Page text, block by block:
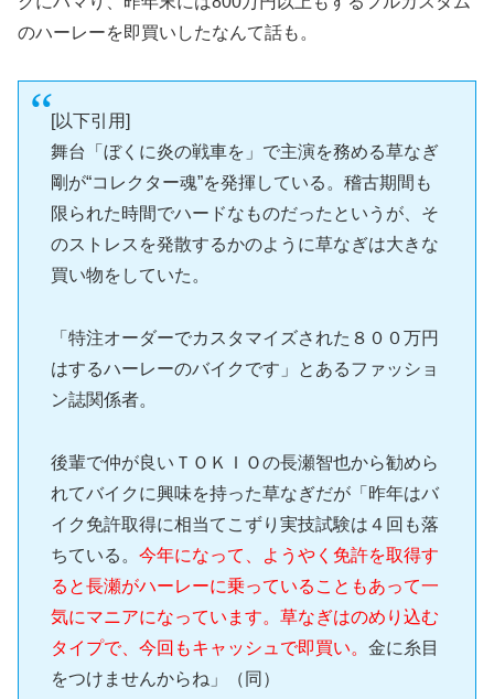
のハーレーを即買いしたなんて話も。
[以下引用]
舞台「ぼくに炎の戦車を」で主演を務める草なぎ
剛が“コレクター魂”を発揮している。稽古期間も
限られた時間でハードなものだったというが、そ
のストレスを発散するかのように草なぎは大きな
買い物をしていた。
「特注オーダーでカスタマイズされた８００万円
はするハーレーのバイクです」とあるファッショ
ン誌関係者。
後輩で仲が良いＴＯＫＩＯの長瀬智也から勧めら
れてバイクに興味を持った草なぎだが「昨年はバ
イク免許取得に相当てこずり実技試験は４回も落
ちている。 今年になって、ようやく免許を取得す
ると長瀬がハーレーに乗っていることもあって一
気にマニアになっています。草なぎはのめり込む
タイプで、今回もキャッシュで即買い。 金に糸目
をつけませんからね」（同）